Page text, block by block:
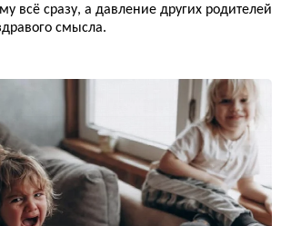
всё сразу, а давление других родителей
смысла.